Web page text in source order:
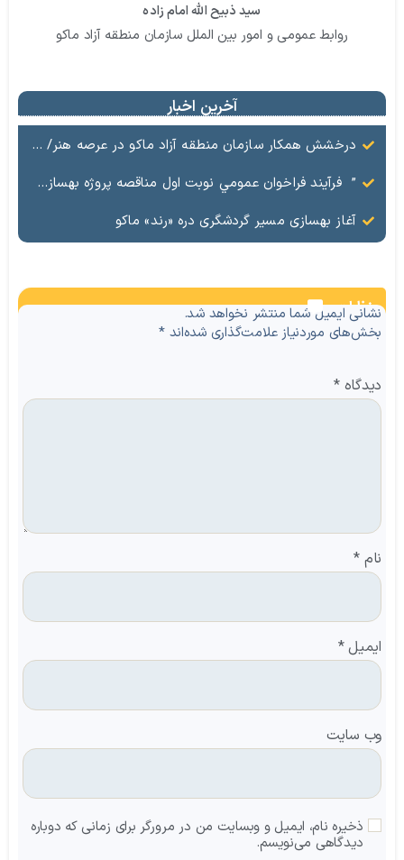
سید ذبیح الله امام زاده
روابط عمومی و امور بین الملل سازمان منطقه آزاد ماکو
آخرین اخبار
درخشش همکار سازمان منطقه آزاد ماکو در عرصه هنر/ مستند تاریخی «زری خانم» به کارگردانی احد عبادی رونمایی شد
” فرآيند فراخوان عمومي نوبت اول مناقصه پروژه بهسازي و آسفالت راه و پاركينگ مجموعه آب درماني شهرستان شوط منطقه آزاد ماكو “
آغاز بهسازی مسیر گردشگری دره «رند» ماکو
نظرات
نشانی ایمیل شما منتشر نخواهد شد.
بخش‌های موردنیاز علامت‌گذاری شده‌اند*
دیدگاه*
نام *
ایمیل*
وب‌ سایت
ذخیره نام، ایمیل و وبسایت من در مرورگر برای زمانی که دوباره
دیدگاهی می‌نویسم.